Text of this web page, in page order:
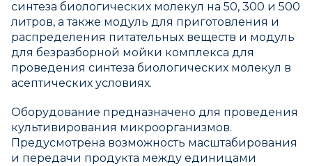
синтеза биологических молекул на 50, 300 и 500
литров, а также модуль для приготовления и
распределения питательных веществ и модуль
для безразборной мойки комплекса для
проведения синтеза биологических молекул в
асептических условиях.
Оборудование предназначено для проведения
культивирования микроорганизмов.
Предусмотрена возможность масштабирования
и передачи продукта между единицами